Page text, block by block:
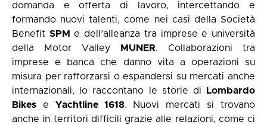
domanda e offerta di lavoro, intercettando e
formando nuovi talenti, come nei casi della Società
Benefit SPM e dell’alleanza tra imprese e università
della Motor Valley
MUNER. Collaborazioni tra
imprese e banca che danno vita a operazioni su
misura per rafforzarsi o espandersi su mercati anche
internazionali, lo raccontano le storie di
Lombardo
Bikes e Yachtline 1618. Nuovi mercati si trovano
anche in territori difficili grazie alle relazioni, come ci